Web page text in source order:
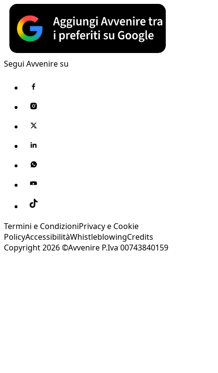
Segui Avvenire su
Termini e CondizioniPrivacy e Cookie
PolicyAccessibilitàWhistleblowingCredits
Copyright 2026 ©Avvenire P.Iva 00743840159